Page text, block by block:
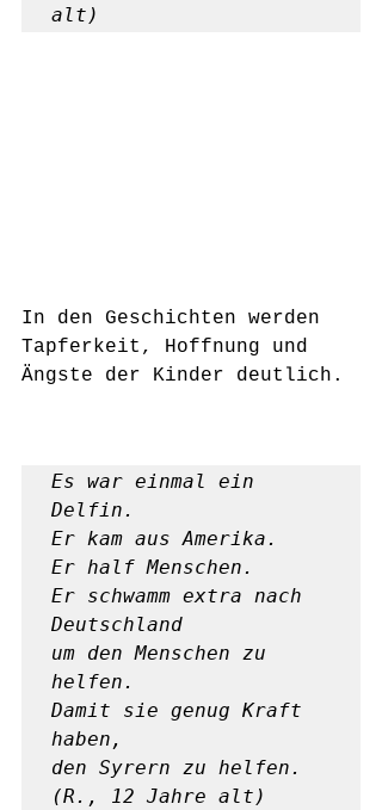
alt)
In den Geschichten werden
Tapferkeit, Hoffnung und
Ängste der Kinder deutlich.
Es war einmal ein
Delfin.
Er kam aus Amerika.
Er half Menschen.
Er schwamm extra nach
Deutschland
um den Menschen zu
helfen.
Damit sie genug Kraft
haben,
den Syrern zu helfen.
(R., 12 Jahre alt)